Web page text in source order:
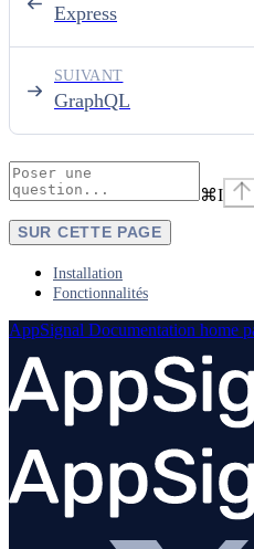
Express
GraphQL
SUIVANT
⌘I
SUR CETTE PAGE
Installation
Fonctionnalités
AppSignal Documentation home